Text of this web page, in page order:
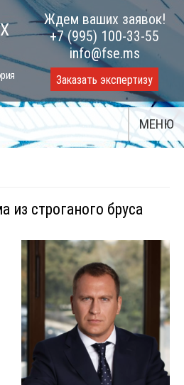
Ждем ваших заявок!
+7 (995) 100-33-55
info@fse.ms
Заказать экспертизу
МЕНЮ
из строганого бруса